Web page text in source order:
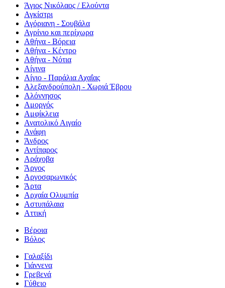
Άγιος Νικόλαος / Ελούντα
Αγκίστρι
Αγόριανη - Σουβάλα
Αγρίνιο και περίχωρα
Αθήνα - Βόρεια
Αθήνα - Κέντρο
Αθήνα - Νότια
Αίγινα
Αίγιο - Παράλια Αχαΐας
Αλεξανδρούπολη - Χωριά Έβρου
Αλόννησος
Αμοργός
Αμφίκλεια
Ανατολικό Αιγαίο
Ανάφη
Άνδρος
Αντίπαρος
Αράχοβα
Άργος
Αργοσαρωνικός
Άρτα
Αρχαία Ολυμπία
Αστυπάλαια
Αττική
Βέροια
Βόλος
Γαλαξίδι
Γιάννενα
Γρεβενά
Γύθειο